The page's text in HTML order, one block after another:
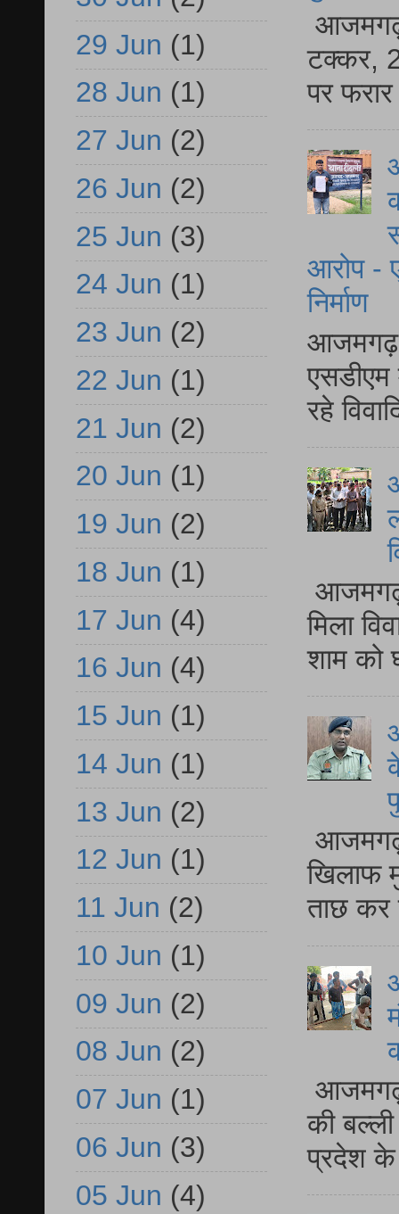
आजमगढ़
टक्कर,
पर
आरोप -
निर्माण
आजमगढ़
एसडीएम
रहे
आजमगढ़
मिला
शाम को
आजमगढ़
खिलाफ
ताछ कर
आजमगढ़
की
प्रदेश
29 Jun (1)
28 Jun (1)
27 Jun (2)
26 Jun (2)
25 Jun (3)
24 Jun (1)
23 Jun (2)
22 Jun (1)
21 Jun (2)
20 Jun (1)
19 Jun (2)
18 Jun (1)
17 Jun (4)
16 Jun (4)
15 Jun (1)
14 Jun (1)
13 Jun (2)
12 Jun (1)
11 Jun (2)
10 Jun (1)
09 Jun (2)
08 Jun (2)
07 Jun (1)
06 Jun (3)
05 Jun (4)